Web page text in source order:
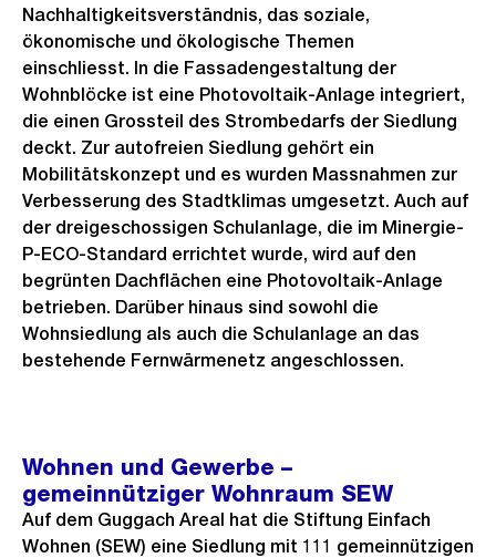
Nachhaltigkeitsverständnis, das soziale,
ökonomische und ökologische Themen
einschliesst. In die Fassadengestaltung der
Wohnblöcke ist eine Photovoltaik-Anlage integriert,
die einen Grossteil des Strombedarfs der Siedlung
deckt. Zur autofreien Siedlung gehört ein
Mobilitätskonzept und es wurden Massnahmen zur
Verbesserung des Stadtklimas umgesetzt. Auch auf
der dreigeschossigen Schulanlage, die im Minergie-
P-ECO-Standard errichtet wurde, wird auf den
begrünten Dachflächen eine Photovoltaik-Anlage
betrieben. Darüber hinaus sind sowohl die
Wohnsiedlung als auch die Schulanlage an das
bestehende Fernwärmenetz angeschlossen.
Wohnen und Gewerbe –
gemeinnütziger Wohnraum SEW
Auf dem Guggach Areal hat die Stiftung Einfach
Wohnen (SEW) eine Siedlung mit 111 gemeinnützigen